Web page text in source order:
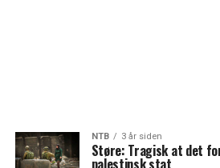
NTB 3 år siden
Støre: Tragisk at det
palestinsk stat